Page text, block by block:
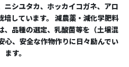
ニシユタカ、ホッカイコガネ、アロ
培しています。 減農薬・減化学肥料
、品種の選定、乳酸菌等を（土壌混
心、安全な作物作りに日々励んでい
ます。